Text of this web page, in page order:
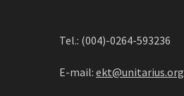
Tel.: (004)-0264-593236
E-mail: ekt@unitarius.org